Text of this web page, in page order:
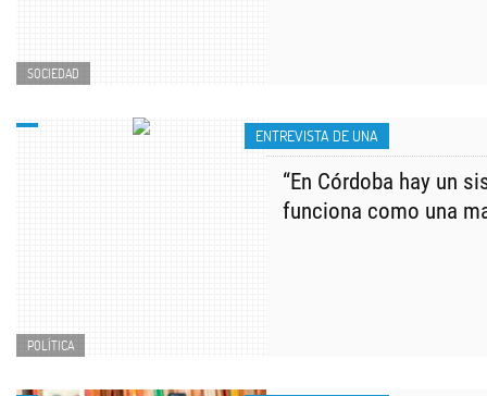
SOCIEDAD
ENTREVISTA DE UNA
POLÍTICA
“En Córdoba hay un
funciona como una